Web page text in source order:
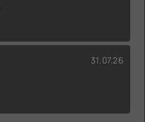
31.07.26